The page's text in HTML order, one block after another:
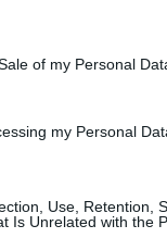
of my Personal
my Personal
Use, Retention,
Is Unrelated with the
o levanta los